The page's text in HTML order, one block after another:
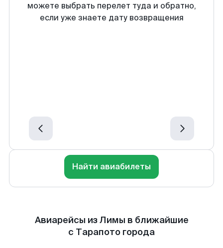
можете выбрать перелет туда и обратно,
если уже знаете дату возвращения
Найти авиабилеты
Авиарейсы из Лимы в ближайшие
с Тарапото города